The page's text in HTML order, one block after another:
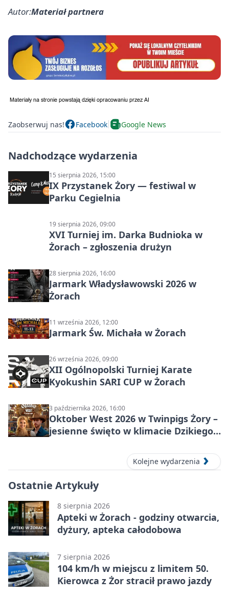
Autor:Materiał partnera
Zaobserwuj nas! Facebook Google News
Nadchodzące wydarzenia
15 sierpnia 2026, 15:00
IX Przystanek Żory — festiwal w
Parku Cegielnia
19 sierpnia 2026, 09:00
XVI Turniej im. Darka Budnioka w
Żorach – zgłoszenia drużyn
28 sierpnia 2026, 16:00
Jarmark Władysławowski 2026 w
Żorach
11 września 2026, 12:00
Jarmark Św. Michała w Żorach
26 września 2026, 09:00
XII Ogólnopolski Turniej Karate
Kyokushin SARI CUP w Żorach
3 października 2026, 16:00
Oktober West 2026 w Twinpigs Żory –
jesienne święto w klimacie Dzikiego
Kolejne wydarzenia
Ostatnie Artykuły
8 sierpnia 2026
Apteki w Żorach - godziny otwarcia,
dyżury, apteka całodobowa
7 sierpnia 2026
104 km/h w miejscu z limitem 50.
Kierowca z Żor stracił prawo jazdy